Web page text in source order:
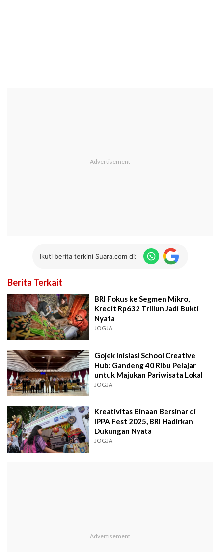
Ikuti berita terkini Suara.com di:
Berita Terkait
BRI Fokus ke Segmen Mikro,
Kredit Rp632 Triliun Jadi Bukti
Nyata
JOGJA
Gojek Inisiasi School Creative
Hub: Gandeng 40 Ribu Pelajar
untuk Majukan Pariwisata Lokal
JOGJA
Kreativitas Binaan Bersinar di
IPPA Fest 2025, BRI Hadirkan
Dukungan Nyata
JOGJA